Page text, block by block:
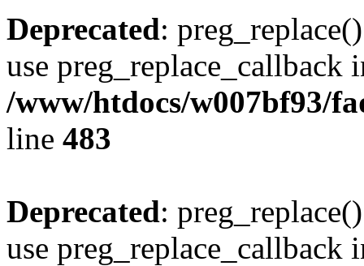
Deprecated:
use preg_replace_callback
/www/htdocs/w007bf93/
line 483
Deprecated:
use preg_replace_callback